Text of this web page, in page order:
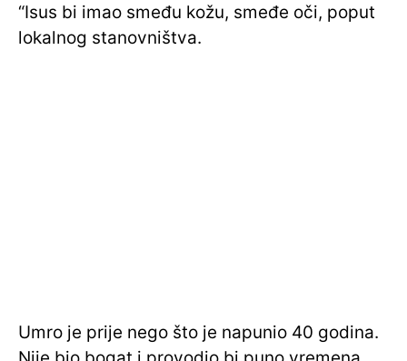
“Isus bi imao smeđu kožu, smeđe oči, poput
lokalnog stanovništva.
Umro je prije nego što je napunio 40 godina.